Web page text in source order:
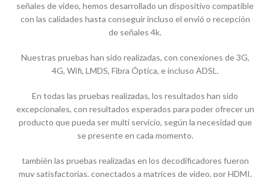
señales de video, hemos desarrollado un dispositivo compatible
con las calidades hasta conseguir incluso el envió o recepción
de señales 4k.
Nuestras pruebas han sido realizadas, con conexiones de 3G,
4G, Wifi, LMDS, Fibra Óptica, e incluso ADSL.
En todas las pruebas realizadas, los resultados han sido
excepcionales, con resultados esperados para poder ofrecer un
producto que pueda ser multi servicio, según la necesidad que
se presente en cada momento.
también las pruebas realizadas en los decodificadores fueron
muy satisfactorias, conectados a matrices de video, por HDMI,